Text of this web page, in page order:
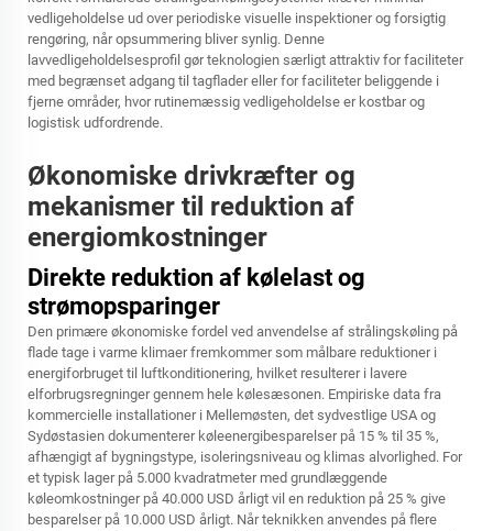
vedligeholdelse ud over periodiske visuelle inspektioner og forsigtig
rengøring, når opsummering bliver synlig. Denne
lavvedligeholdelsesprofil gør teknologien særligt attraktiv for faciliteter
med begrænset adgang til tagflader eller for faciliteter beliggende i
fjerne områder, hvor rutinemæssig vedligeholdelse er kostbar og
logistisk udfordrende.
Økonomiske drivkræfter og
mekanismer til reduktion af
energiomkostninger
Direkte reduktion af kølelast og
strømopsparinger
Den primære økonomiske fordel ved anvendelse af strålingskøling på
flade tage i varme klimaer fremkommer som målbare reduktioner i
energiforbruget til luftkonditionering, hvilket resulterer i lavere
elforbrugsregninger gennem hele kølesæsonen. Empiriske data fra
kommercielle installationer i Mellemøsten, det sydvestlige USA og
Sydøstasien dokumenterer køleenergibesparelser på 15 % til 35 %,
afhængigt af bygningstype, isoleringsniveau og klimas alvorlighed. For
et typisk lager på 5.000 kvadratmeter med grundlæggende
køleomkostninger på 40.000 USD årligt vil en reduktion på 25 % give
besparelser på 10.000 USD årligt. Når teknikken anvendes på flere